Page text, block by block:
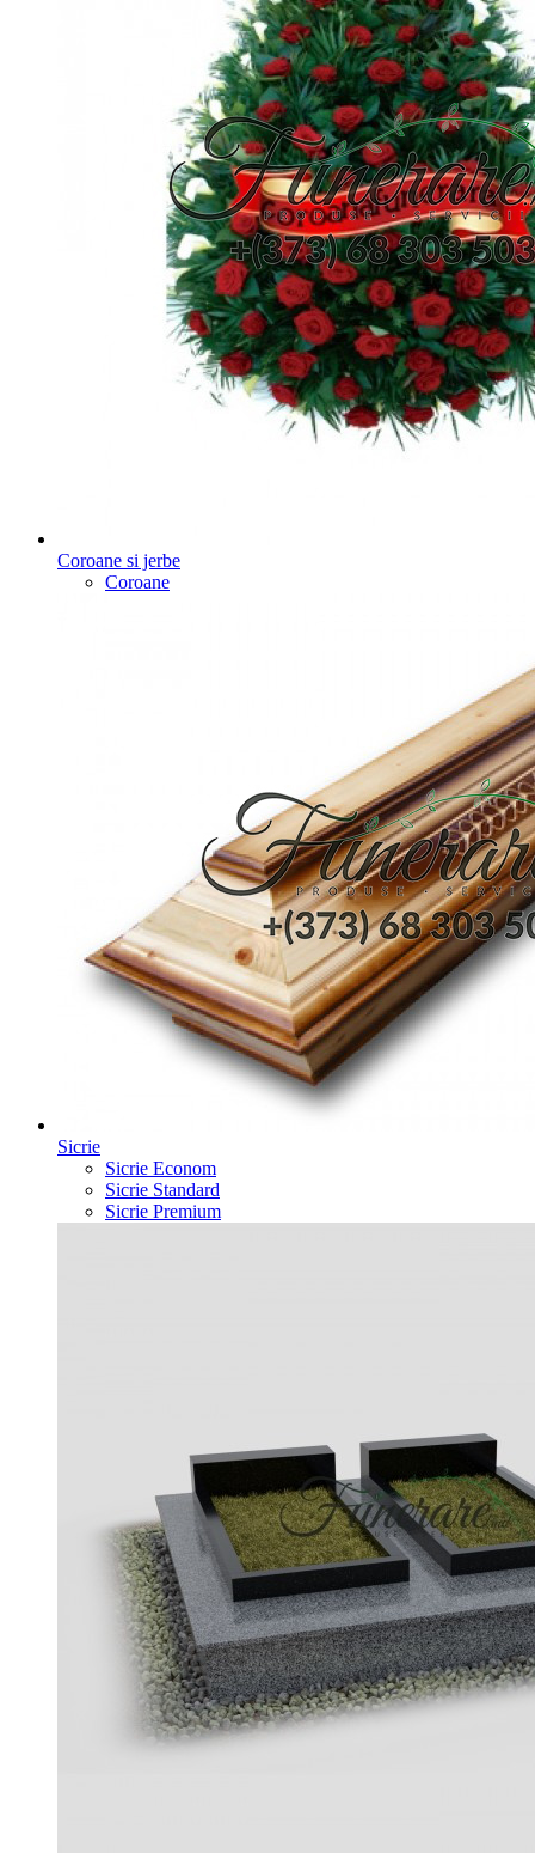
Coroane si jerbe
Coroane
Sicrie
Sicrie Econom
Sicrie Standard
Sicrie Premium